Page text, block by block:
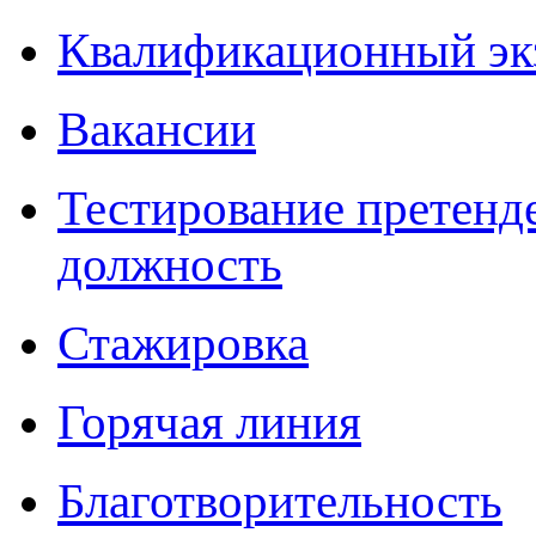
Квалификационный
Вакансии
Тестирование
должность
Стажировка
Горячая линия
Благотворительность